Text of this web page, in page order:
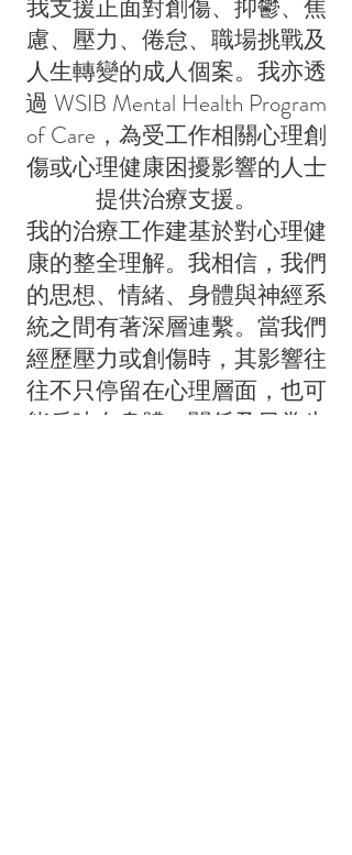
我支援正面對創傷、抑鬱、焦
慮、壓力、倦怠、職場挑戰及
人生轉變的成人個案。我亦透
過 WSIB Mental Health Program
of Care，為受工作相關心理創
傷或心理健康困擾影響的人士
提供治療支援。
我的治療工作建基於對心理健
康的整全理解。我相信，我們
的思想、情緒、身體與神經系
統之間有著深層連繫。當我們
經歷壓力或創傷時，其影響往
往不只停留在心理層面，也可
能反映在身體、關係及日常生